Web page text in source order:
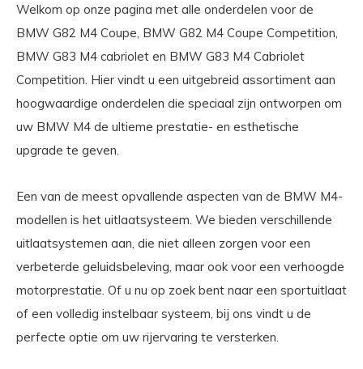
Welkom op onze pagina met alle onderdelen voor de
BMW G82 M4 Coupe, BMW G82 M4 Coupe Competition,
BMW G83 M4 cabriolet en BMW G83 M4 Cabriolet
Competition. Hier vindt u een uitgebreid assortiment aan
hoogwaardige onderdelen die speciaal zijn ontworpen om
uw BMW M4 de ultieme prestatie- en esthetische
upgrade te geven.
Een van de meest opvallende aspecten van de BMW M4-
modellen is het uitlaatsysteem. We bieden verschillende
uitlaatsystemen aan, die niet alleen zorgen voor een
verbeterde geluidsbeleving, maar ook voor een verhoogde
motorprestatie. Of u nu op zoek bent naar een sportuitlaat
of een volledig instelbaar systeem, bij ons vindt u de
perfecte optie om uw rijervaring te versterken.